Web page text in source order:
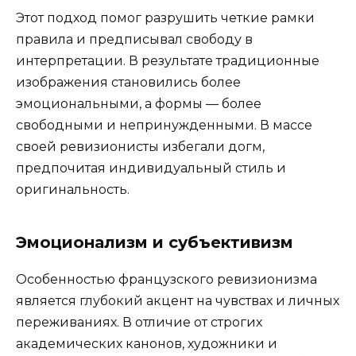
Этот подход помог разрушить четкие рамки
правила и предписывал свободу в
интерпретации. В результате традиционные
изображения становились более
эмоциональными, а формы — более
свободными и непринужденными. В массе
своей ревизионисты избегали догм,
предпочитая индивидуальный стиль и
оригинальность.
Эмоционализм и субъективизм
Особенностью французского ревизионизма
является глубокий акцент на чувствах и личных
переживаниях. В отличие от строгих
академических канонов, художники и